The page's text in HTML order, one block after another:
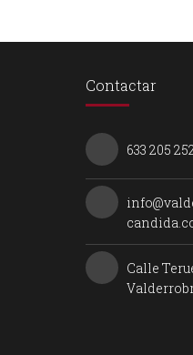
Contactar
633 205
Calle